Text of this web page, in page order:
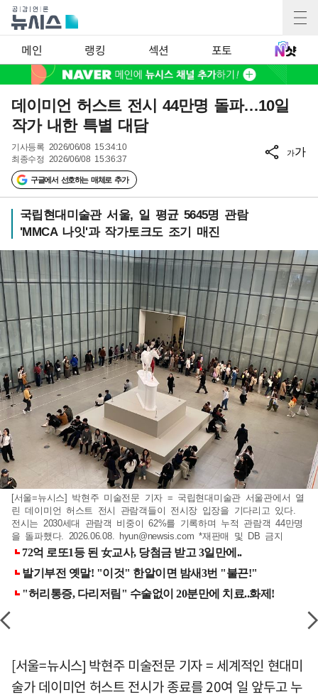
메인 랭킹 섹션 포토
데이미언 허스트 전시 44만명 돌파…10일
작가 내한 특별 대담
기사등록 2026/06/08 15:34:10
최종수정 2026/06/08 15:36:37
구글에서 선호하는 매체로 추가
가가
국립현대미술관 서울, 일 평균 5645명 관람
'MMCA 나잇'과 작가토크도 조기 매진
[서울=뉴시스] 박현주 미술전문 기자 = 국립현대미술관 서울관에서 열
린 데이미언 허스트 전시 관람객들이 전시장 입장을 기다리고 있다.
전시는 2030세대 관람객 비중이 62%를 기록하며 누적 관람객 44만명
을 돌파했다. 2026.06.08. hyun@newsis.com *재판매 및 DB 금지
[서울=뉴시스] 박현주 미술전문 기자 = 세계적인 현대미
술가 데이미언 허스트 전시가 종료를 20여 일 앞두고 누